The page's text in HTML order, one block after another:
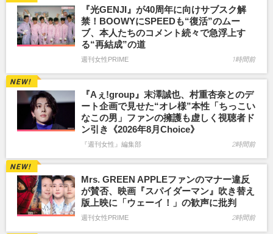
『光GENJI』が40周年に向けサブスク解
禁！BOOWYにSPEEDも“復活”のムー
ブ、本人たちのコメント続々で急浮上す
る“再結成”の道
週刊女性PRIME 1時間前
『Aぇ!group』末澤誠也、村重杏奈とのデ
ート企画で見せた“オレ様”本性「ちっこい
なこの男」ファンの擁護も虚しく視聴者ド
ン引き《2026年8月Choice》
『週刊女性』編集部 2時間前
Mrs. GREEN APPLEファンのマナー違反
が賛否、映画『スパイダーマン』吹き替え
版上映に「ウェーイ！」の歓声に批判
週刊女性PRIME 2時間前